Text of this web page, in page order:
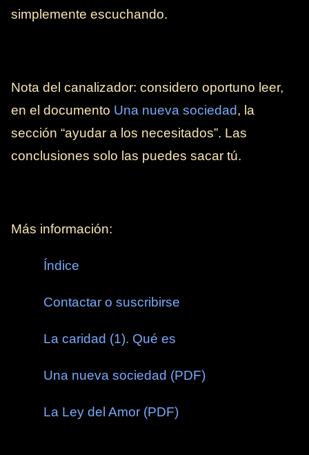
simplemente escuchando.
Nota del canalizador: considero oportuno leer,
en el documento Una nueva sociedad, la
sección “ayudar a los necesitados”. Las
conclusiones solo las puedes sacar tú.
Más información:
Índice
Contactar o suscribirse
La caridad (1). Qué es
Una nueva sociedad (PDF)
La Ley del Amor (PDF)